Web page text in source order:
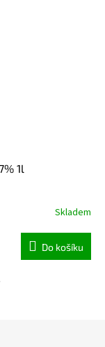
1l
Skladem
Do košíku